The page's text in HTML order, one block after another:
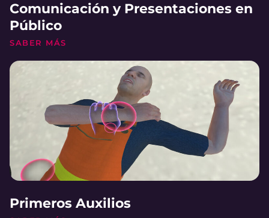
Comunicación y Presentaciones en
Público
SABER MÁS
Primeros Auxilios